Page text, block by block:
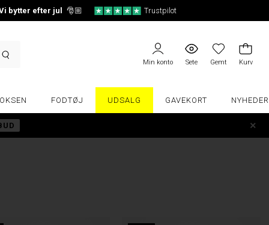
bytter efter jul 🎅🏼 Trustpilot
Min konto Sete Gemt Kurv
FODTØJ UDSALG GAVEKORT NYHEDER